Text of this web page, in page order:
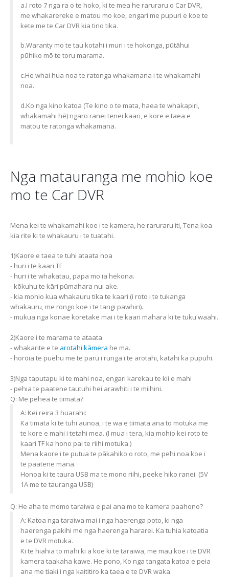
a.I roto 7 nga ra o te hoko, ki te mea he raruraru o Car DVR,
me whakarereke e matou mo koe, engari me pupuri e koe te
kete me te Car DVR kia tino tika.
b.Waranty mo te tau kotahi i muri i te hokonga, pūtāhui
pūhiko mō te toru marama.
c.He whai hua noa te ratonga whakamana i te whakamahi
noa.
d.Ko nga kino katoa (Te kino o te mata, haea te whakapiri,
whakamahi hē) ngaro ranei tenei kaari, e kore e taea e
matou te ratonga whakamana.
Nga matauranga me mohio koe
mo te Car DVR
Mena kei te whakamahi koe i te kamera, he raruraru iti, Tena koa
kia rite ki te whakauru i te tuatahi.
1)Kaore e taea te tuhi ataata noa
- huri i te kaari TF
- huri i te whakatau, papa mo ia hekona.
- kōkuhu te kāri pūmahara nui ake.
- kia mohio kua whakauru tika te kaari (i roto i te tukanga
whakauru, me rongo koe i te tangi pawhiri).
- mukua nga konae koretake mai i te kaari mahara ki te tuku waahi.
2)Kaore i te marama te ataata
- whakarite e te arotahi kāmera he ma.
- horoia te puehu me te paru i runga i te arotahi, katahi ka pupuhi.
3)Nga taputapu ki te mahi noa, engari karekau te kii e mahi
- pehia te paatene tautuhi hei arawhiti i te miihini.
Q: Me pehea te tiimata?
A: Kei reira 3 huarahi:
Ka timata ki te tuhi aunoa, i te wa e tiimata ana to motuka me
te kore e mahi i tetahi mea. (I mua i tera, kia mohio kei roto te
kaari TF ka hono pai te riihi motuka.)
Mena kaore i te putua te pākahiko o roto, me pehi noa koe i
te paatene mana.
Honoa ki te taura USB ma te mono riihi, peeke hiko ranei. (5V
1A me te tauranga USB)
Q: He aha te momo taraiwa e pai ana mo te kamera paahono?
A: Katoa nga taraiwa mai i nga haerenga poto, ki nga
haerenga pakihi me nga haerenga hararei. Ka tuhia katoatia
e te DVR motuka.
Ki te hiahia to mahi ki a koe ki te taraiwa, me mau koe i te DVR
kamera taakaha kawe. He pono, Ko nga tangata katoa e peia
ana me tiaki i nga kaititiro ka taea e te DVR waka.